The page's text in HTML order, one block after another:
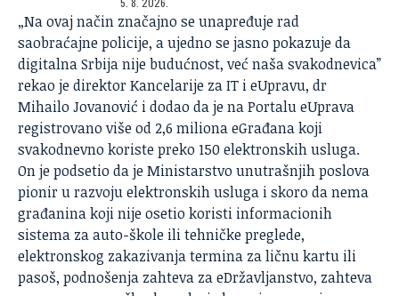
„Na ovaj način značajno se unapređuje rad
saobraćajne policije, a ujedno se jasno pokazuje da
digitalna Srbija nije budućnost, već naša svakodnevica”
rekao je direktor Kancelarije za IT i eUpravu, dr
Mihailo Jovanović i dodao da je na Portalu eUprava
registrovano više od 2,6 miliona eGrađana koji
svakodnevno koriste preko 150 elektronskih usluga.
On je podsetio da je Ministarstvo unutrašnjih poslova
pionir u razvoju elektronskih usluga i skoro da nema
građanina koji nije osetio koristi informacionih
sistema za auto-škole ili tehničke preglede,
elektronskog zakazivanja termina za ličnu kartu ili
pasoš, podnošenja zahteva za eDržavljanstvo, zahteva